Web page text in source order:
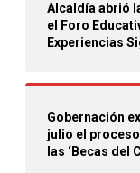
Alcaldía abrió
el Foro
Experiencias
Gobernación
julio el
las ‘Becas del